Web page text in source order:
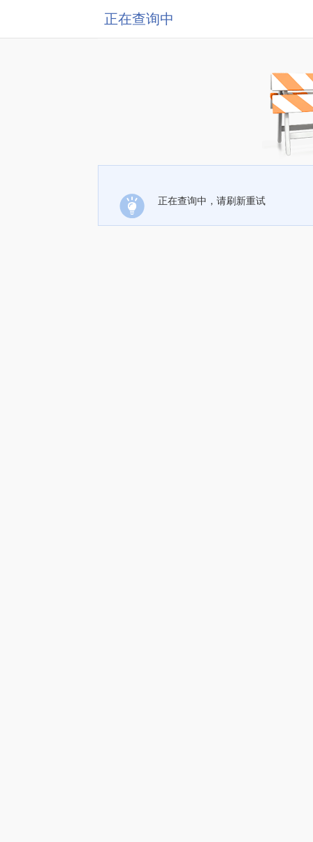
正在查询中
正在查询中，请刷新重试